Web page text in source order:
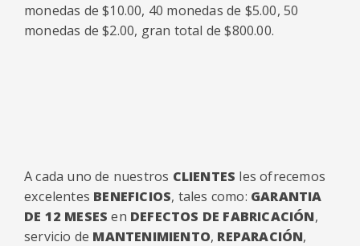
monedas de $10.00, 40 monedas de $5.00, 50
monedas de $2.00, gran total de $800.00.
A cada uno de nuestros CLIENTES les ofrecemos
excelentes BENEFICIOS, tales como: GARANTIA
DE 12 MESES en DEFECTOS DE FABRICACIÓN,
servicio de MANTENIMIENTO, REPARACIÓN,